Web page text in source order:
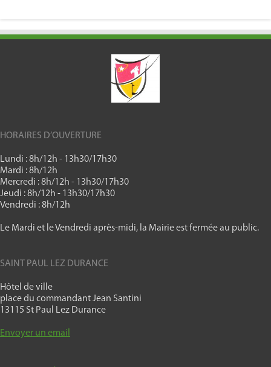
HORAIRES D’OUVERTURE
Lundi : 8h/12h - 13h30/17h30
Mardi : 8h/12h
Mercredi : 8h/12h - 13h30/17h30
Jeudi : 8h/12h - 13h30/17h30
Vendredi : 8h/12h
Le Mardi et le Vendredi après-midi, la Mairie est fermée au public.
SAINT PAUL LEZ DURANCE
Hôtel de ville
place du commandant Jean Santini
13115 St Paul Lez Durance
Envoyer un email